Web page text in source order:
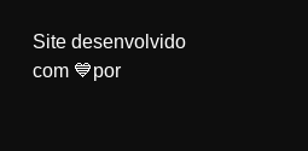
Site desenvolvido
com 💙por